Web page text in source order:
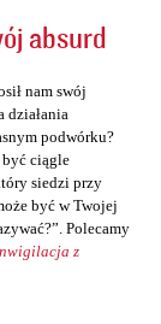
absurd
nam swój
działania
podwórku?
być ciągle
siedzi przy
być w Twojej
Polecamy
z